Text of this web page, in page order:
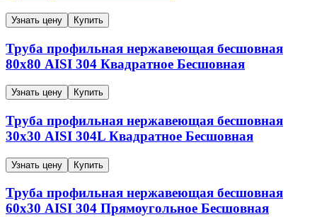
Узнать цену Купить
Труба профильная нержавеющая бесшовная
80х80 AISI 304 Квадратное Бесшовная
Узнать цену Купить
Труба профильная нержавеющая бесшовная
30х30 AISI 304L Квадратное Бесшовная
Узнать цену Купить
Труба профильная нержавеющая бесшовная
60х30 AISI 304 Прямоугольное Бесшовная